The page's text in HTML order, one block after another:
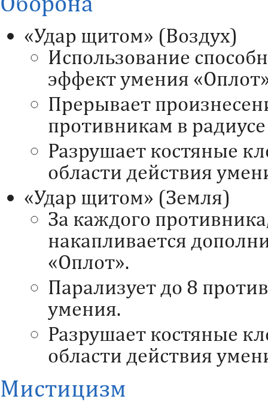
«Удар щитом» (Воздух)
Использование
эффект умения
Прерывает
противникам в
Разрушает костяные
области действия
«Удар щитом» (Земля)
За каждого
накапливается
«Оплот».
Парализует до 8
умения.
Разрушает костяные
области действия
Мистицизм